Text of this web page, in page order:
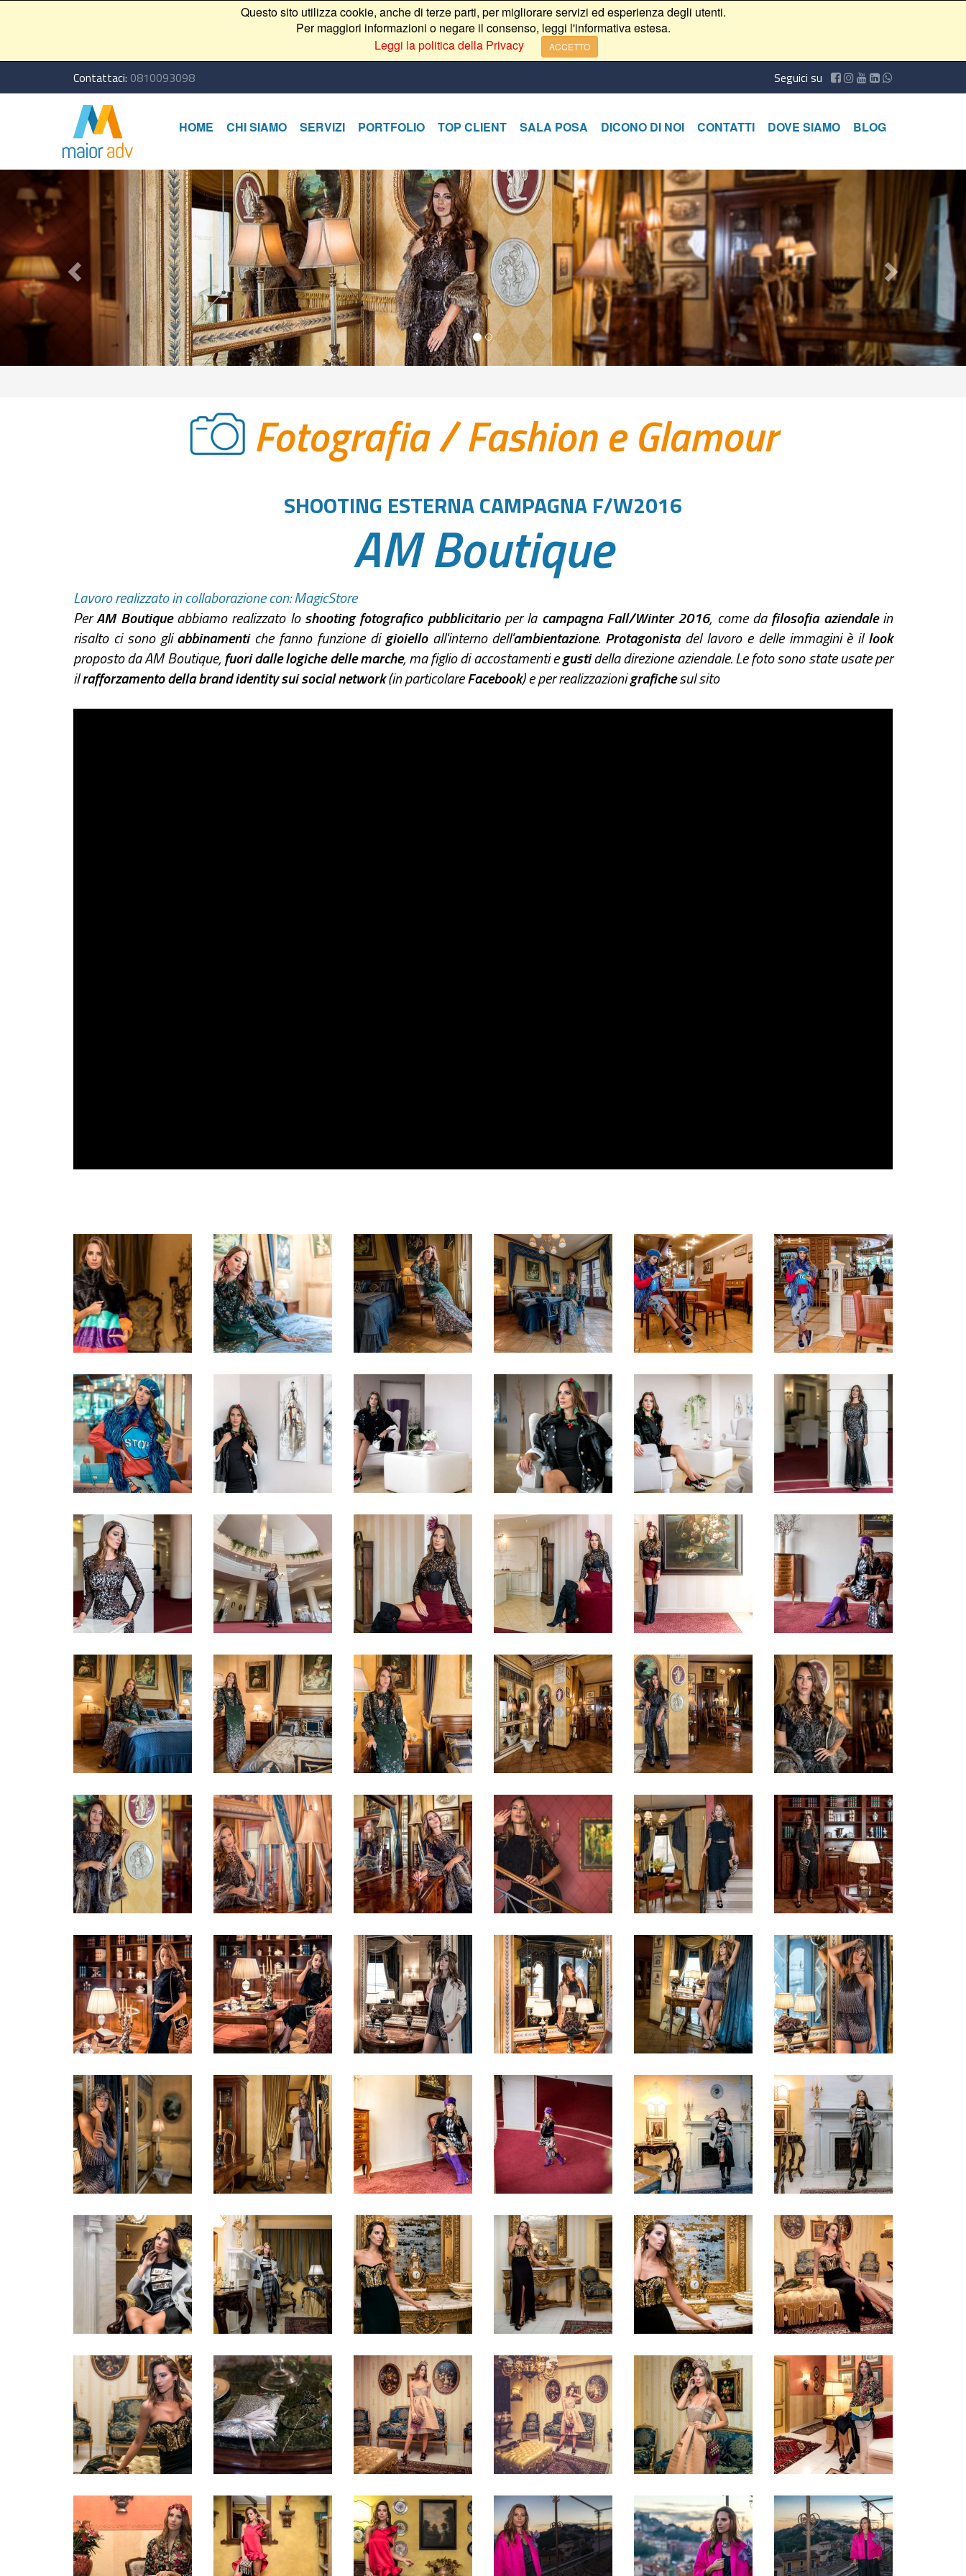
Questo sito utilizza cookie, anche di terze parti, per migliorare servizi ed esperienza degli utenti.
Per maggiori informazioni o negare il consenso, leggi l'informativa estesa.
Leggi la politica della Privacy
ACCETTO
Contattaci: 0810093098 Seguici su
HOME CHI SIAMO SERVIZI PORTFOLIO TOP CLIENT SALA POSA DICONO DI NOI CONTATTI DOVE SIAMO BLOG
Fotografia/Fashion e Glamour
SHOOTING ESTERNA CAMPAGNA F/W2016
AM Boutique
Lavoro realizzato in collaborazione con:MagicStore
PerAM Boutiqueabbiamo realizzato loshooting fotografico pubblicitarioper la campagna Fall/Winter 2016, come dafilosofia aziendalein
risalto ci sono gliabbinamentiche fanno funzione digioiello all'interno dell'ambientazione. Protagonistadel lavoro e delle immagini è illook
proposto da AM Boutique,fuori dalle logiche delle marche, ma figlio di accostamenti egustidella direzione aziendale. Le foto sono state usate per
ilrafforzamento della brand identity sui social network(in particolareFacebook) e per realizzazionigrafichesul sito